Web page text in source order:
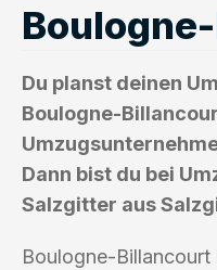
Du planst deinen
Boulogne-
Dann bist du bei
Salzgitter aus
Boulogne-